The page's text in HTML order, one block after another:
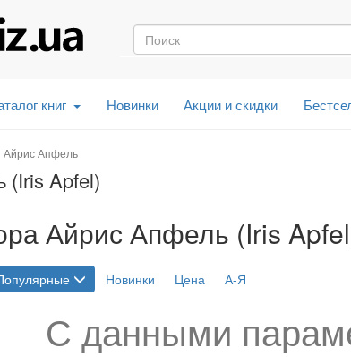
книг Новинки Акции и скидки
Айрис Апфель
(Iris Apfel)
Айрис Апфель (Iris
Новинки Цена А-Я
С данными